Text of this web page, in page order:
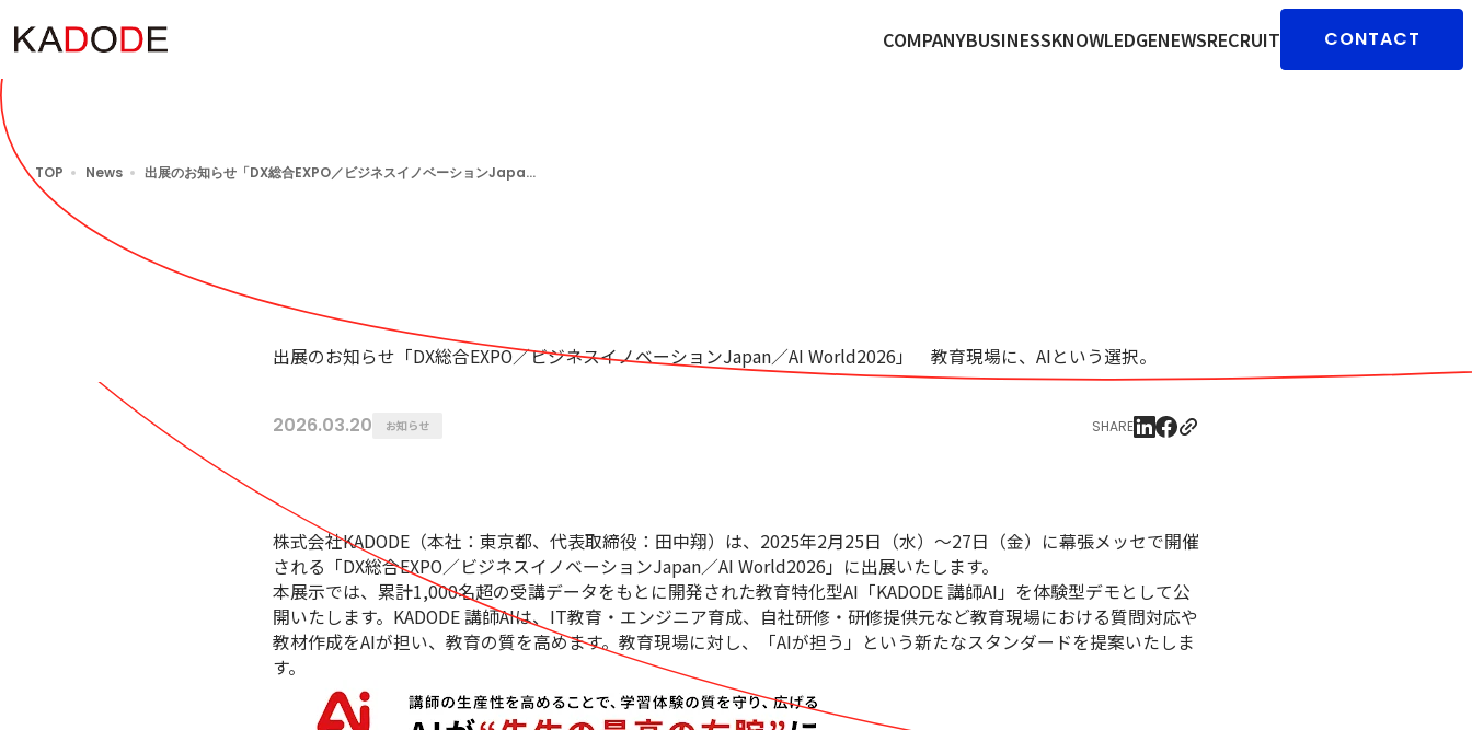
COMPANYBUSINESSKNOWLEDGENEWSRECRUIT CONTACT
TOP News 出展のお知らせ「DX総合EXPO／ビジネスイノベーションJapan／AI World2026」 教育現場に、AIという選択。
出展のお知らせ「DX総合EXPO／ビジネスイノベーションJapan／AI World2026」 教育現場に、AIという選択。
2026.03.20 お知らせ SHARE
株式会社KADODE（本社：東京都、代表取締役：田中翔）は、2025年2月25日（水）～27日（金）に幕張メッセで開催
される「DX総合EXPO／ビジネスイノベーションJapan／AI World2026」に出展いたします。
本展示では、累計1,000名超の受講データをもとに開発された教育特化型AI「KADODE 講師AI」を体験型デモとして公
開いたします。KADODE 講師AIは、IT教育・エンジニア育成、自社研修・研修提供元など教育現場における質問対応や
教材作成をAIが担い、教育の質を高めます。教育現場に対し、「AIが担う」という新たなスタンダードを提案いたしま
す。